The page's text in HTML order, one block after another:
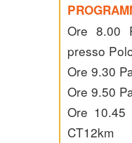
Ore 8.00
presso
Ore 9.30
Ore 9.50
Ore 10.45
CT12km